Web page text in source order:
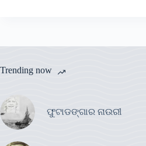
Trending now
ଫୁଟାଡଙ୍ଗାର ନାଉରୀ